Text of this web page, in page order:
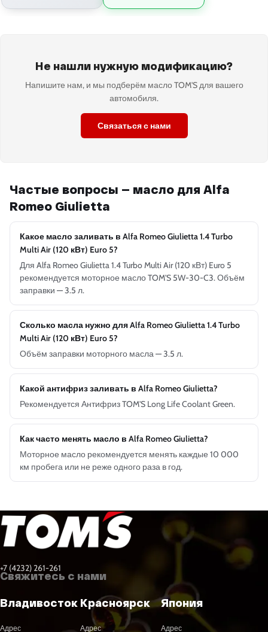
Не нашли нужную модификацию?
Напишите нам, и мы подберём масло TOM'S для вашего
автомобиля.
Связаться с нами
Частые вопросы — масло для Alfa
Romeo Giulietta
Какое масло заливать в Alfa Romeo Giulietta 1.4 Turbo
Multi Air (120 кВт) Euro 5?
Для Alfa Romeo Giulietta 1.4 Turbo Multi Air (120 кВт) Euro 5
рекомендуется моторное масло TOM'S 5W-30-C3. Объём
заправки — 3.5 л.
Сколько масла нужно для Alfa Romeo Giulietta 1.4 Turbo
Multi Air (120 кВт) Euro 5?
Объём заправки моторного масла — 3.5 л.
Какой антифриз заливать в Alfa Romeo Giulietta?
Рекомендуется Антифриз TOM'S Long Life Coolant Green.
Как часто менять масло в Alfa Romeo Giulietta?
Моторное масло рекомендуется менять каждые 10 000
км пробега или не реже одного раза в год.
+7 (4232) 261-261
Свяжитесь с нами
Владивосток
Адрес
Красноярск
Адрес
Япония
Адрес